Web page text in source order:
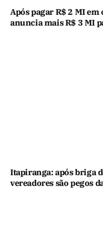
Após pagar R$ 2 MI
anuncia mais R$ 3 MI
Itapiranga: após briga
vereadores são pegos